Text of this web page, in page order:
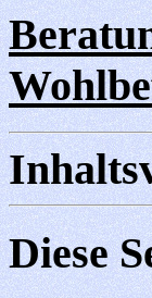
Diese